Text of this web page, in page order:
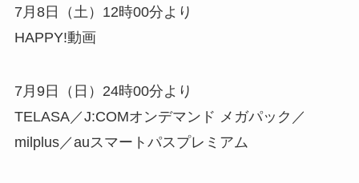
7月8日（土）12時00分より
HAPPY!動画
7月9日（日）24時00分より
TELASA／J:COMオンデマンド メガパック／
milplus／auスマートパスプレミアム